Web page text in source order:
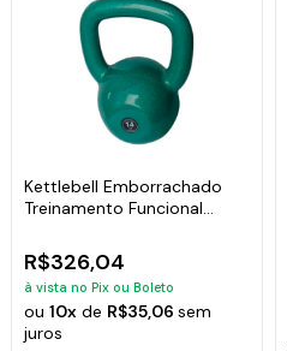
Kettlebell Emborrachado
Treinamento Funcional
R$326,04
à vista no Pix ou Boleto
ou10x de R$35,06sem
juros